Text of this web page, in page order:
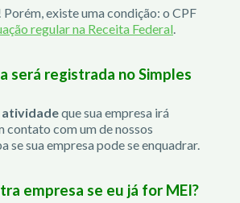
Porém, existe uma condição: o CPF
regular na Receita Federal.
será registrada no Simples
atividadeque sua empresa irá
contato com um de nossos
se sua empresa pode se enquadrar.
empresa se eu já for MEI?